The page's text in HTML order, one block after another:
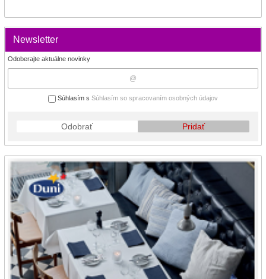
Newsletter
Odoberajte aktuálne novinky
Súhlasím s Súhlasím so spracovaním osobných údajov
Odobrať Pridať